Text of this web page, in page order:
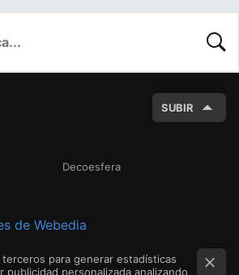
SUBIR
Decoesfera
de Webedia
para generar estadísticas
publicidad personalizada analizando